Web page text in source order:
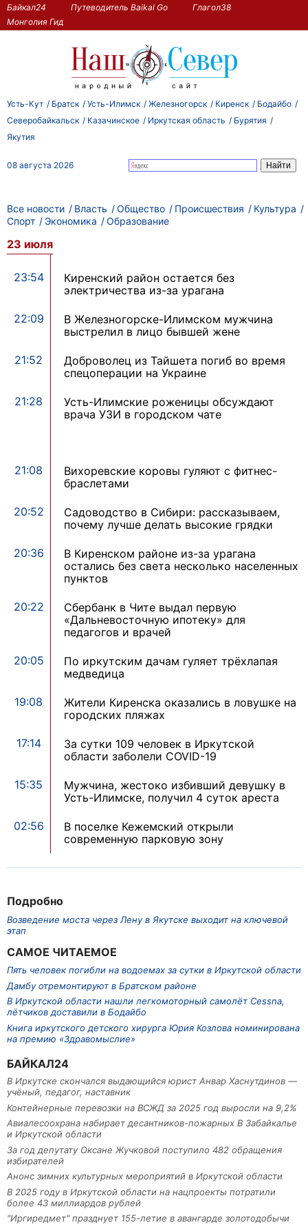
Байкал24 Путеводитель Baikal Go
Глагол38
Монголия Гид
Усть-Кут Братск Усть-Илимск Железногорск Киренск
Бодайбо
Северобайкальск
Казачинское Иркутская область
Бурятия
Якутия
08 августа 2026
Подробно
Возведение моста через Лену в Якутске выходит на ключевой
этап
САМОЕ ЧИТАЕМОЕ
Пять человек погибли на водоемах за сутки в Иркутской области
Дамбу отремонтируют в Братском районе
В Иркутской области нашли легкомоторный самолёт Cessna,
лётчиков доставили в Бодайбо
Книга иркутского детского хирурга Юрия Козлова номинирована
на премию «Здравомыслие»
БАЙКАЛ24
В Иркутске скончался выдающийся юрист Анвар Хаснутдинов —
учёный, педагог, наставник
Контейнерные перевозки на ВСЖД за 2025 год выросли на 9,2%
Авиалесоохрана набирает десантников-пожарных В Забайкалье
и Иркутской области
За год депутату Оксане Жучковой поступило 482 обращения
избирателей
Анонс зимних культурных мероприятий в Иркутской области
В 2025 году в Иркутской области на нацпроекты потратили
более 43 миллиардов рублей
"Иргиредмет" празднует 155-летие в авангарде золотодобычи
Все новости Власть Общество Происшествия
Культура
Спорт
Экономика Образование
23 июля
23:54
Киренский район остается без
электричества из-за урагана
22:09
В Железногорске-Илимском мужчина
выстрелил в лицо бывшей жене
21:52
Доброволец из Тайшета погиб во время
спецоперации на Украине
21:28
Усть-Илимские роженицы обсуждают
врача УЗИ в городском чате
21:08
Вихоревские коровы гуляют с фитнес-
браслетами
20:52
Садоводство в Сибири: рассказываем,
почему лучше делать высокие грядки
20:36
В Киренском районе из-за урагана
остались без света несколько населенных
пунктов
20:22
Сбербанк в Чите выдал первую
«Дальневосточную ипотеку» для
педагогов и врачей
20:05
По иркутским дачам гуляет трёхлапая
медведица
19:08
Жители Киренска оказались в ловушке на
городских пляжах
17:14
За сутки 109 человек в Иркутской
области заболели COVID-19
15:35
Мужчина, жестоко избивший девушку в
Усть-Илимске, получил 4 суток ареста
02:56
В поселке Кежемский открыли
современную парковую зону